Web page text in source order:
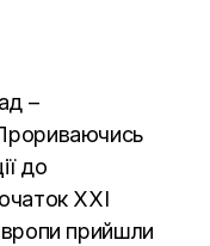
–
до
XXI
прийшли